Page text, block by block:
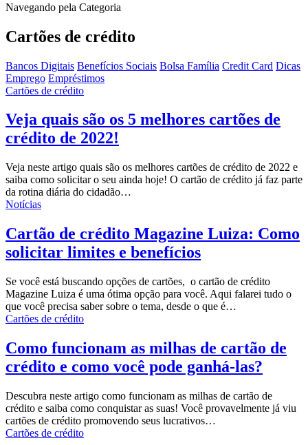
Navegando pela Categoria
Cartões de crédito
Bancos Digitais Benefícios Sociais Bolsa Família Credit Card Dicas
Emprego Empréstimos
Cartões de crédito
Veja quais são os 5 melhores cartões de
crédito de 2022!
Veja neste artigo quais são os melhores cartões de crédito de 2022 e
saiba como solicitar o seu ainda hoje! O cartão de crédito já faz parte
da rotina diária do cidadão…
Notícias
Cartão de crédito Magazine Luiza: Como
solicitar limites e benefícios
Se você está buscando opções de cartões, o cartão de crédito
Magazine Luiza é uma ótima opção para você. Aqui falarei tudo o
que você precisa saber sobre o tema, desde o que é…
Cartões de crédito
Como funcionam as milhas de cartão de
crédito e como você pode ganhá-las?
Descubra neste artigo como funcionam as milhas de cartão de
crédito e saiba como conquistar as suas! Você provavelmente já viu
cartões de crédito promovendo seus lucrativos…
Cartões de crédito